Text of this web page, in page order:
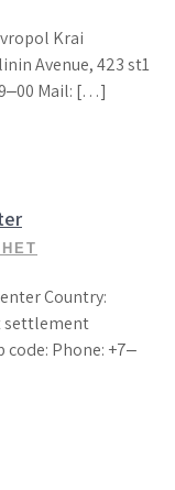
Krai
Avenue, 423 st1
Mail: […]
Country:
settlement
code: Phone: +7‒